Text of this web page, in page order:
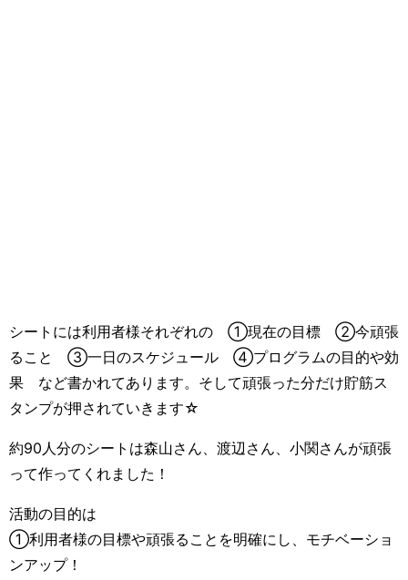
シートには利用者様それぞれの ①現在の目標 ②今頑張
ること ③一日のスケジュール ④プログラムの目的や効
果 など書かれてあります。そして頑張った分だけ貯筋ス
タンプが押されていきます☆
約90人分のシートは森山さん、渡辺さん、小関さんが頑張
って作ってくれました！
活動の目的は
①利用者様の目標や頑張ることを明確にし、モチベーショ
ンアップ！